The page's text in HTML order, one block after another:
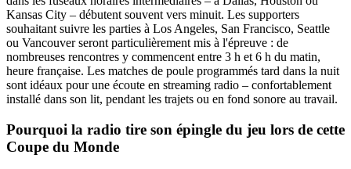
Kansas City – débutent souvent vers minuit. Les supporters
souhaitant suivre les parties à Los Angeles, San Francisco, Seattle
ou Vancouver seront particulièrement mis à l'épreuve : de
nombreuses rencontres y commencent entre 3 h et 6 h du matin,
heure française. Les matches de poule programmés tard dans la nuit
sont idéaux pour une écoute en streaming radio – confortablement
installé dans son lit, pendant les trajets ou en fond sonore au travail.
Pourquoi la radio tire son épingle du jeu lors de cette
Coupe du Monde